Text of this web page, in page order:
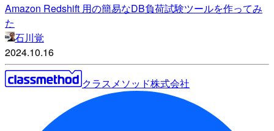
Amazon Redshift 用の簡易なDB負荷試験ツールを作ってみ
た
石川覚
2024.10.16
クラスメソッド株式会社